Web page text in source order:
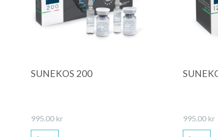
Quick View
SUNEKOS 200
995.00 kr 995.00 kr